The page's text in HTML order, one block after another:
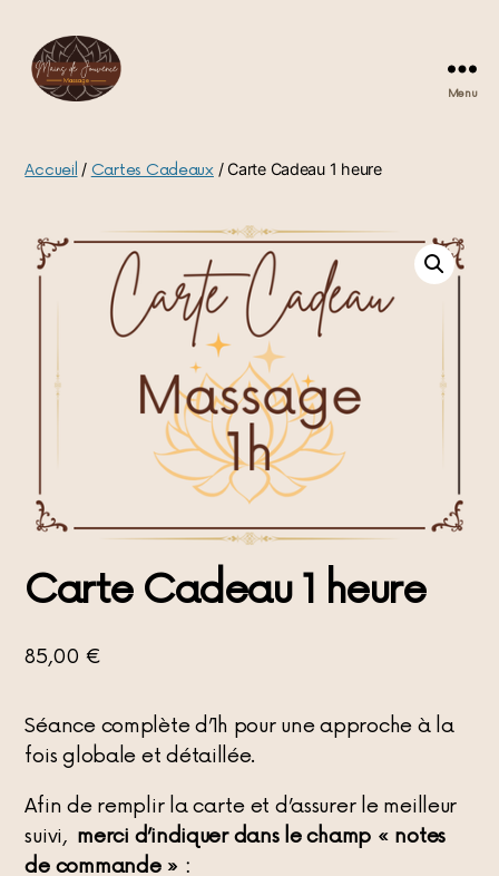
Menu
Accueil / Cartes Cadeaux/ Carte Cadeau 1 heure
Carte Cadeau 1 heure
85,00 €
Séance complète d’1h pour une approche à la
fois globale et détaillée.
Afin de remplir la carte et d’assurer le meilleur
suivi, merci d’indiquer dans le champ « notes
de commande » :